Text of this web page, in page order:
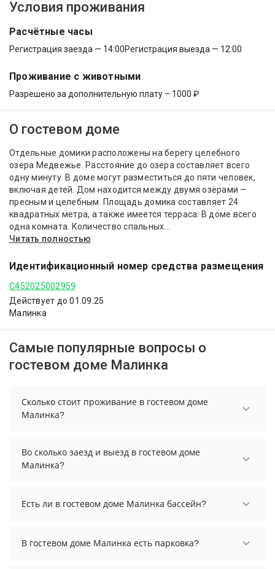
Условия проживания
Расчётные часы
Регистрация заезда — 14:00Регистрация выезда — 12:00
Проживание с животными
Разрешено за дополнительную плату – 1000 ₽
О гостевом доме
Отдельные домики расположены на берегу целебного
озера Медвежье. Расстояние до озера составляет всего
одну минуту. В доме могут разместиться до пяти человек,
включая детей. Дом находится между двумя озёрами —
пресным и целебным. Площадь домика составляет 24
квадратных метра, а также имеется терраса. В доме всего
одна комната. Количество спальных...
Читать полностью
Идентификационный номер средства размещения
С452025002959
Действует до 01.09.25
Малинка
Самые популярные вопросы о
гостевом доме Малинка
Сколько стоит проживание в гостевом доме
Малинка?
начинается от 8334 рублей. Чтобы увидеть
актуальные цены на проживание, выберите
Во сколько заезд и выезд в гостевом доме
Малинка?
Есть ли в гостевом доме Малинка бассейн?
В гостевом доме Малинка есть парковка?